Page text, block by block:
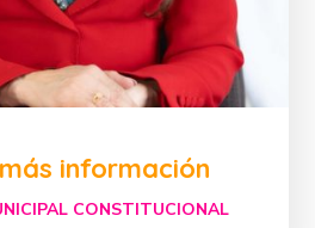
CONSTITUCIONAL